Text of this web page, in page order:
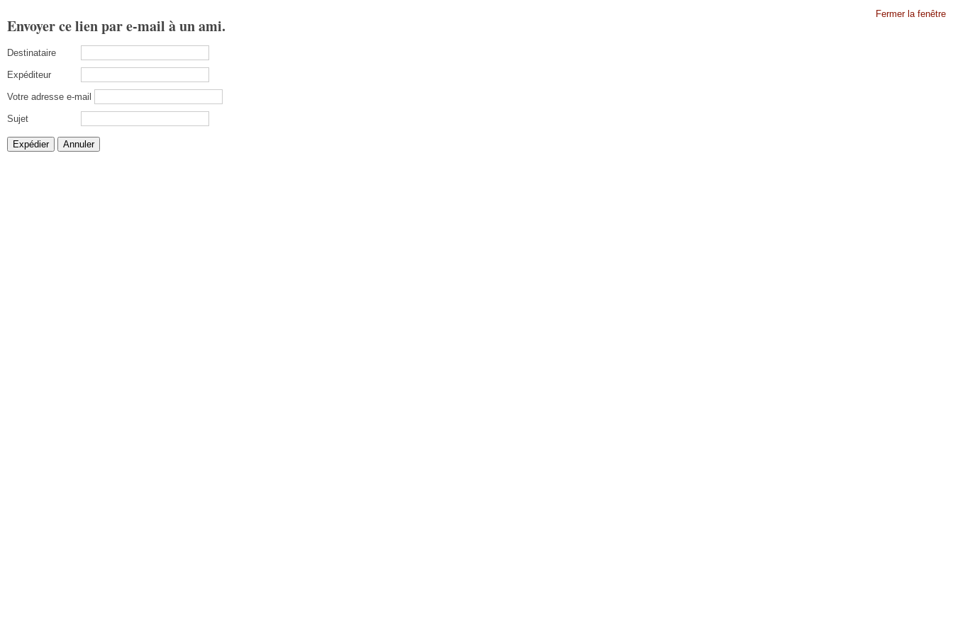
Envoyer ce lien par e-mail à un ami.
Fermer la fenêtre
Destinataire
Expéditeur
Votre adresse e-mail
Sujet
Expédier Annuler